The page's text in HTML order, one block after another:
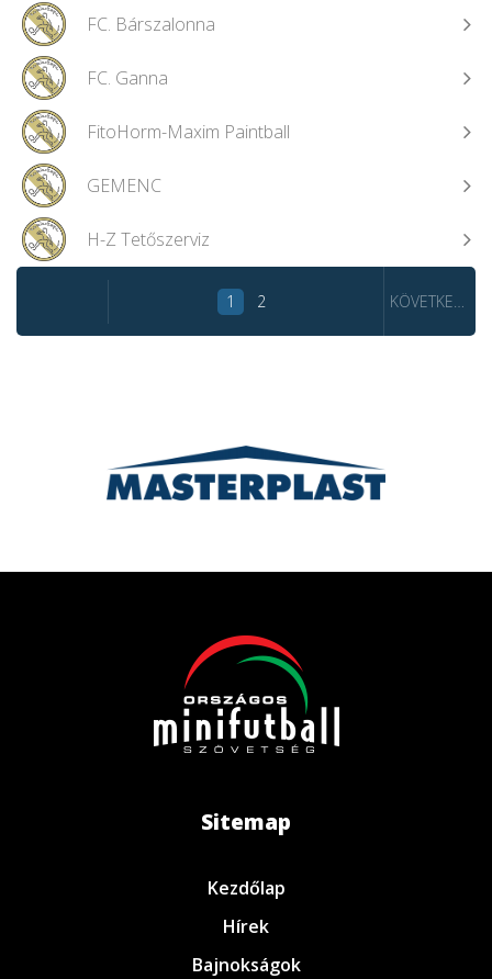
FC. Bárszalonna
FC. Ganna
FitoHorm-Maxim Paintball
GEMENC
H-Z Tetőszerviz
1 2 KÖVETKEZŐ
Sitemap
Kezdőlap
Hírek
Bajnokságok